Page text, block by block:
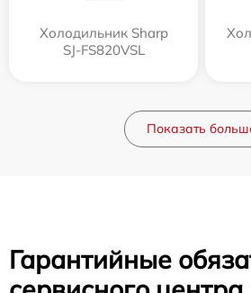
Холодильник Sharp
SJ-FS820VSL
Показать
Гарантийные